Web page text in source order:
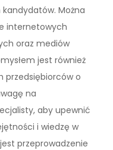
Można
internetowych
oraz mediów
jest również
przedsiębiorców o
na
aby upewnić
i wiedzę w
przeprowadzenie